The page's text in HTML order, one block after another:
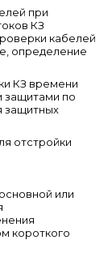
при
КЗ
кабелей
определение
КЗ времени
защитами по
защитных
отстройки
или
короткого